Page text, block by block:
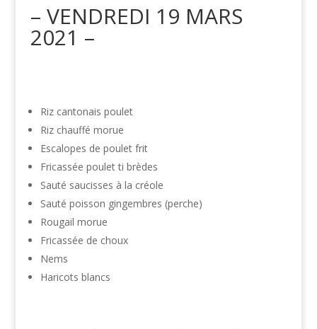
– VENDREDI 19 MARS
2021 –
Riz cantonais poulet
Riz chauffé morue
Escalopes de poulet frit
Fricassée poulet ti brèdes
Sauté saucisses à la créole
Sauté poisson gingembres (perche)
Rougail morue
Fricassée de choux
Nems
Haricots blancs